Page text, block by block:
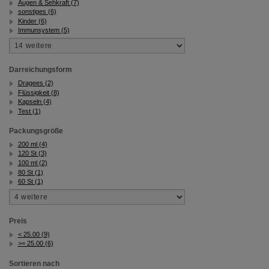
Bitte beachten Sie, dass Daten hierfür teilweise an
Dritte wie z.B. Google oder soziale Medien
übertragen werden.
Augen & Sehkraft (7)
sonstiges (6)
Kinder (6)
Immunsystem (5)
Darreichungsform
Dragees (2)
Flüssigkeit (8)
Kapseln (4)
Test (1)
Packungsgröße
200 ml (4)
120 St (3)
100 ml (2)
80 St (1)
60 St (1)
Preis
< 25.00 (9)
>= 25.00 (6)
Sortieren nach